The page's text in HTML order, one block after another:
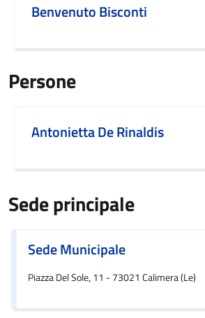
Benvenuto Bisconti
Persone
Antonietta De Rinaldis
Sede principale
Sede Municipale
Piazza Del Sole, 11 - 73021 Calimera (Le)